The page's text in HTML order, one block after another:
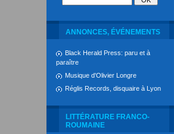
ANNONCES, ÉVÉNEMENTS
Black Herald Press: paru et à
paraître
Musique d'Olivier Longre
Réglis Records, disquaire à Lyon
LITTÉRATURE FRANCO-
ROUMAINE